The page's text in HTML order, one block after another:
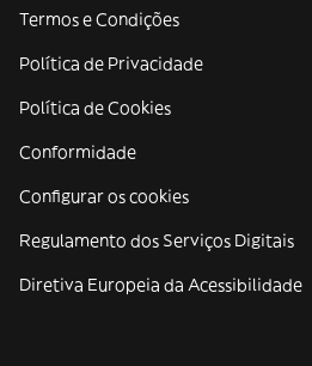
Termos e Condições
Política de Privacidade
Política de Cookies
Conformidade
Configurar os cookies
Regulamento dos Serviços Digitais
Diretiva Europeia da Acessibilidade